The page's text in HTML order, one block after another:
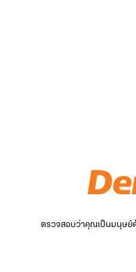
ตรวจสอบว่าคุณเป็นมนุษย์